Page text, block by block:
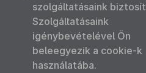
szolgáltatásaink
Szolgáltatásaink
igénybevételével Ön
beleegyezik a cookie-k
használatába.